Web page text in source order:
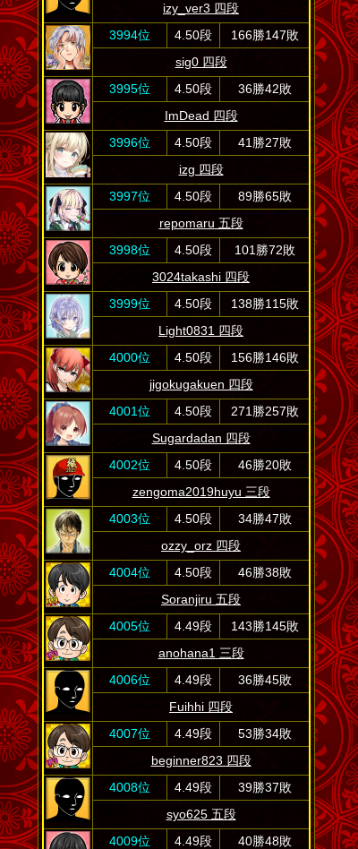
izy_ver3 四段
3994位
4.50段
166勝147敗
sig0 四段
3995位
4.50段
36勝42敗
ImDead 四段
3996位
4.50段
41勝27敗
izg 四段
3997位
4.50段
89勝65敗
repomaru 五段
3998位
4.50段
101勝72敗
3024takashi 四段
3999位
4.50段
138勝115敗
Light0831 四段
4000位
4.50段
156勝146敗
jigokugakuen 四段
4001位
4.50段
271勝257敗
Sugardadan 四段
4002位
4.50段
46勝20敗
zengoma2019huyu 三段
4003位
4.50段
34勝47敗
ozzy_orz 四段
4004位
4.50段
46勝38敗
Soranjiru 五段
4005位
4.49段
143勝145敗
anohana1 三段
4006位
4.49段
36勝45敗
Fuihhi 四段
4007位
4.49段
53勝34敗
beginner823 四段
4008位
4.49段
39勝37敗
syo625 五段
4009位
4.49段
40勝48敗